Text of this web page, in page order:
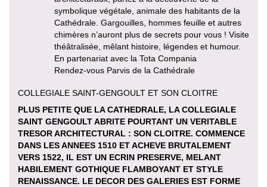
symbolique végétale, animale des habitants de la
Cathédrale. Gargouilles, hommes feuille et autres
chimères n’auront plus de secrets pour vous ! Visite
théâtralisée, mêlant histoire, légendes et humour.
En partenariat avec la Tota Compania
Rendez-vous Parvis de la Cathédrale
COLLEGIALE SAINT-GENGOULT ET SON CLOITRE
PLUS PETITE QUE LA CATHEDRALE, LA COLLEGIALE
SAINT GENGOULT ABRITE POURTANT UN VERITABLE
TRESOR ARCHITECTURAL : SON CLOITRE. COMMENCE
DANS LES ANNEES 1510 ET ACHEVE BRUTALEMENT
VERS 1522, IL EST UN ECRIN PRESERVE, MELANT
HABILEMENT GOTHIQUE FLAMBOYANT ET STYLE
RENAISSANCE. LE DECOR DES GALERIES EST FORME